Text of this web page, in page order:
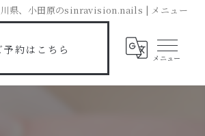
川県、小田原のsinravision.nails | メニュー
予約はこちら